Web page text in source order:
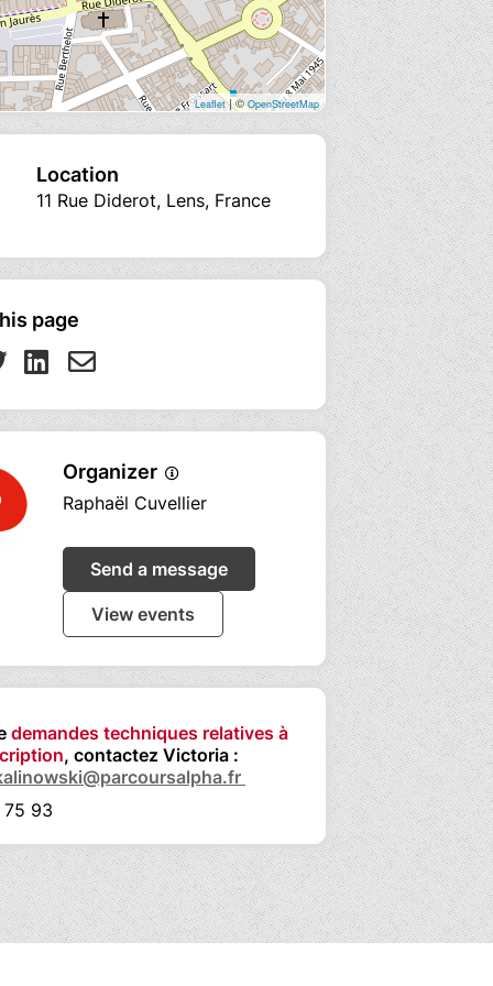
Leaflet| ©OpenStreetMap
Location
11 Rue Diderot, Lens, France
page
Organizer
Raphaël Cuvellier
Send a message
View events
demandes techniques relatives à
, contactez Victoria :
93